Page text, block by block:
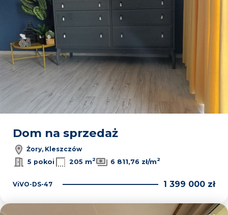
Dom na sprzedaż
Żory, Kleszczów
5 pokoi
205 m2 6 811,76 zł/m2
ViVO-DS-47 1 399 000 zł